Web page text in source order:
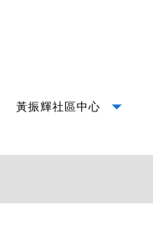
黃振輝社區中心 arrow_drop_down